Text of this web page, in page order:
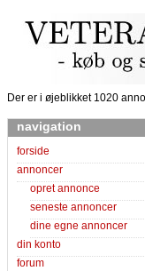
Der er i øjeblikket 1020
navigation
forside
annoncer
opret annonce
seneste annoncer
dine egne annoncer
din konto
forum